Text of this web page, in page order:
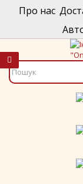
Про нас